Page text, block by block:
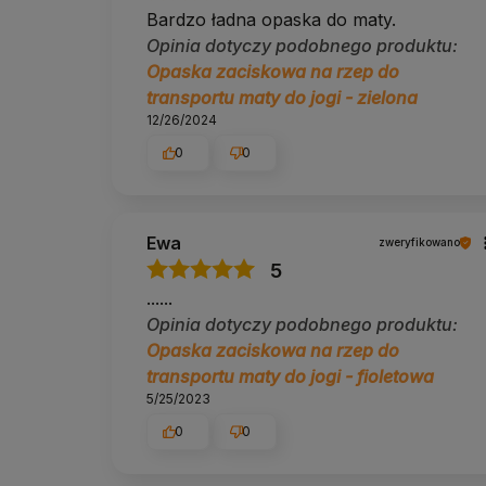
Bardzo ładna opaska do maty.
Opinia dotyczy podobnego produktu:
Opaska zaciskowa na rzep do
transportu maty do jogi - zielona
12/26/2024
0 0
Ewa zweryfikowano
5
......
Opinia dotyczy podobnego produktu:
Opaska zaciskowa na rzep do
transportu maty do jogi - fioletowa
5/25/2023
0 0